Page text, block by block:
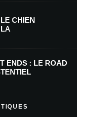
dans le navigateur pour
par e-mail.
CHIEN
ENDS : LE ROAD